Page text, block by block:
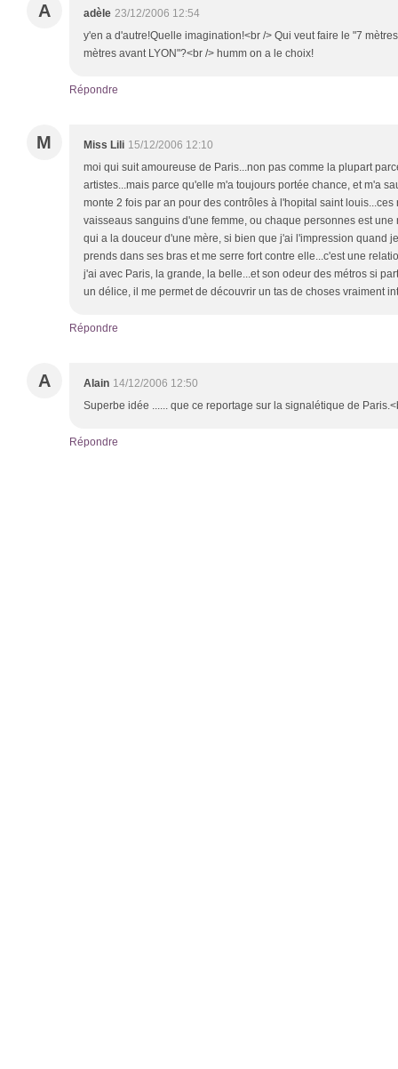
A adèle 23/12/2006 12:54
y'en a d'autre!Quelle imagination!<br /> Qui veut faire le "7
mètres avant LYON"?<br /> humm on a le choix!
Répondre
M Miss Lili 15/12/2006 12:10
moi qui suit amoureuse de Paris...non pas comme la plupart
artistes...mais parce qu'elle m'a toujours portée chance, et m'a
monte 2 fois par an pour des contrôles à l'hopital saint
vaisseaus sanguins d'une femme, ou chaque personnes est
qui a la douceur d'une mère, si bien que j'ai l'impression quand
prends dans ses bras et me serre fort contre elle...c'est une
j'ai avec Paris, la grande, la belle...et son odeur des métros si
un délice, il me permet de découvrir un tas de choses vraiment
Répondre
A Alain 14/12/2006 12:50
Superbe idée ...... que ce reportage sur la signalétique de
Répondre